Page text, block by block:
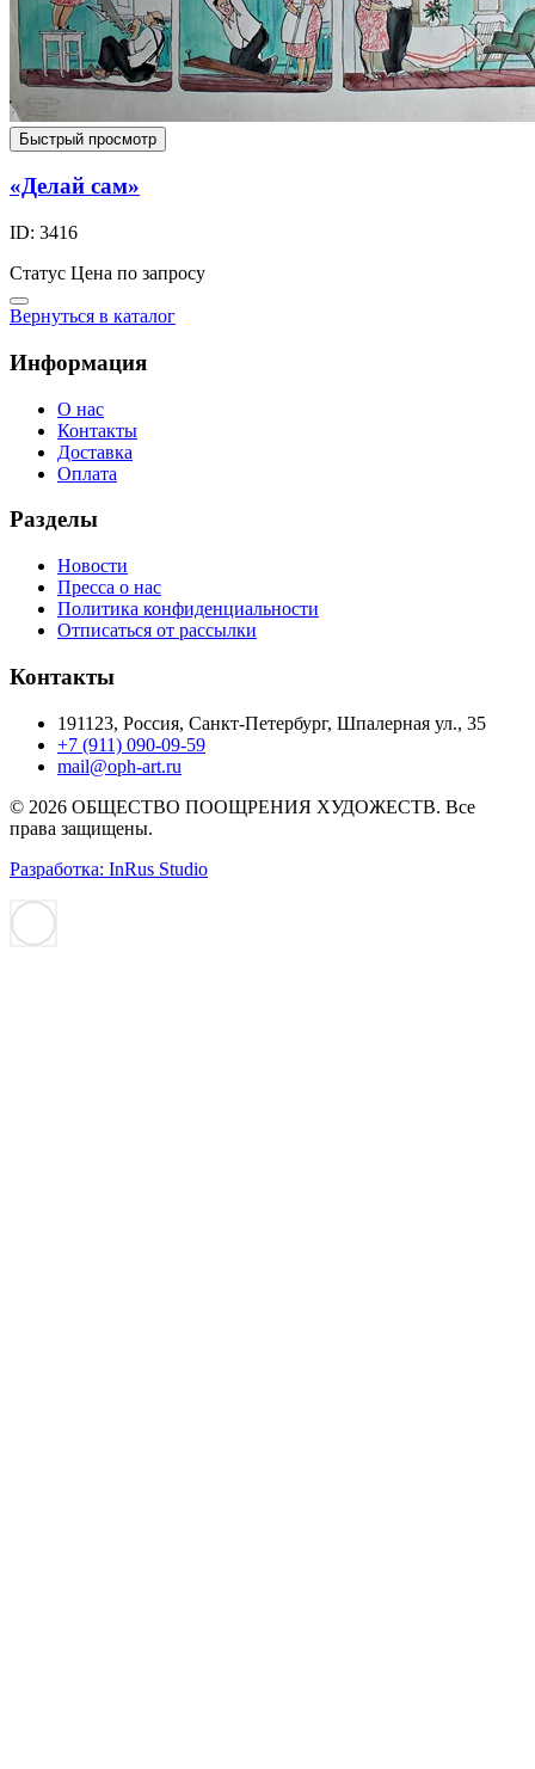
Быстрый просмотр
«Делай сам»
ID: 3416
Статус Цена по запросу
Вернуться в каталог
Информация
О нас
Контакты
Доставка
Оплата
Разделы
Новости
Пресса о нас
Политика конфиденциальности
Отписаться от рассылки
Контакты
191123, Россия, Санкт-Петербург, Шпалерная ул., 35
+7 (911) 090-09-59
mail@oph-art.ru
© 2026 ОБЩЕСТВО ПООЩРЕНИЯ ХУДОЖЕСТВ. Все
права защищены.
Разработка: InRus Studio